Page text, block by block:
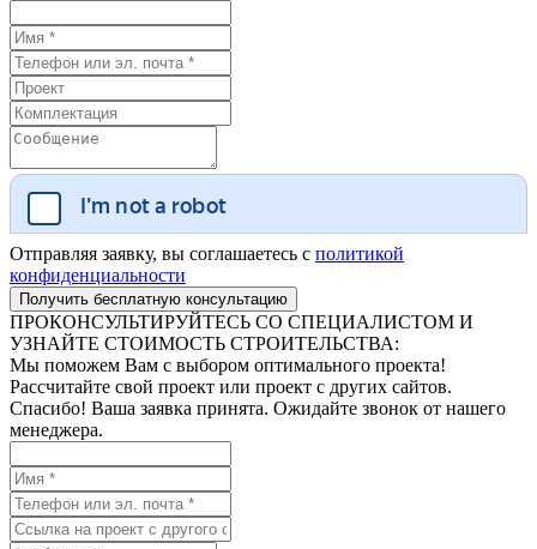
Отправляя заявку, вы соглашаетесь с политикой
конфиденциальности
ПРОКОНСУЛЬТИРУЙТЕСЬ СО СПЕЦИАЛИСТОМ И
УЗНАЙТЕ СТОИМОСТЬ СТРОИТЕЛЬСТВА:
Мы поможем Вам с выбором оптимального проекта!
Рассчитайте свой проект или проект с других сайтов.
Спасибо! Ваша заявка принята. Ожидайте звонок от нашего
менеджера.